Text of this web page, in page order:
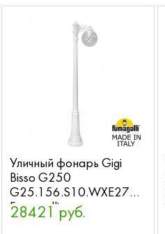
Уличный фонарь Gigi
Bisso G250
G25.156.S10.WXE27
Fumagalli
28421 руб.